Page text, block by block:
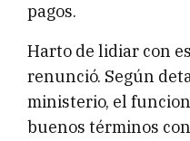
pagos.
Harto de lidiar con
renunció. Según
ministerio, el
buenos términos